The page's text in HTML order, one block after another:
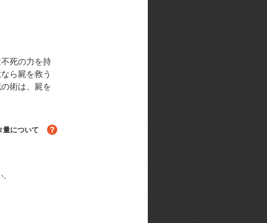
／アニメーション制作:GAIN
死の力を持
ら屍を救う
術は、屍を
量について